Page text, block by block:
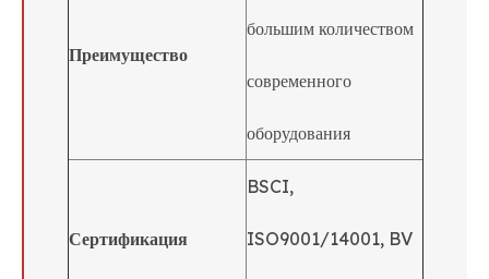
Преимущество
большим количеством
современного
оборудования
Сертификация
BSCI,
ISO9001/14001, BV